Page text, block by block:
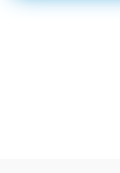
subjekt, komerčný alebo